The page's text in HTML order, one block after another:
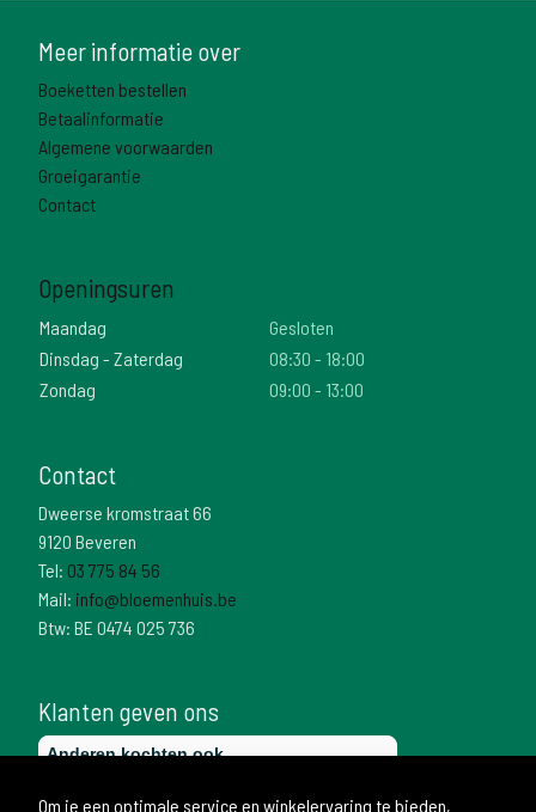
Meer informatie over
Boeketten bestellen
Betaalinformatie
Algemene voorwaarden
Groeigarantie
Contact
Openingsuren
Maandag
Gesloten
Dinsdag - Zaterdag
08:30 - 18:00
Zondag
09:00 - 13:00
Contact
Dweerse kromstraat 66
9120 Beveren
Tel: 03 775 84 56
Mail: info@bloemenhuis.be
Btw: BE 0474 025 736
Klanten geven ons
Om je een optimale service en winkelervaring te bieden,